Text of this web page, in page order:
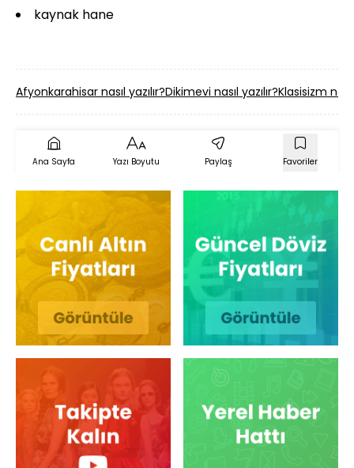
kaynak hane
Afyonkarahisar nasıl yazılır?Dikimevi nasıl yazılır?Klasisizm
Ana Sayfa Yazı Boyutu Paylaş Favoriler